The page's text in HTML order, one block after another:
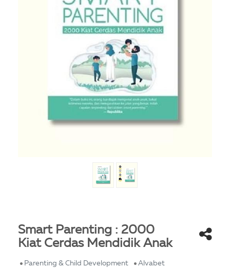
Smart Parenting : 2000
Kiat Cerdas Mendidik Anak
Parenting & Child Development Alvabet